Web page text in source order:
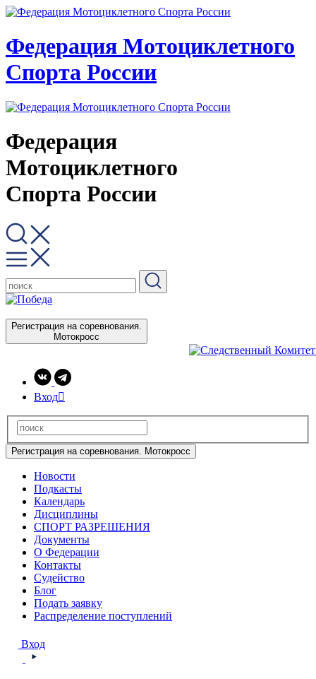
Федерация Мотоциклетного
Спорта России
Федерация
Мотоциклетного
Спорта России
Регистрация на соревнования.
Мотокросс
Вход
Регистрация на соревнования. Мотокросс
Новости
Подкасты
Календарь
Дисциплины
СПОРТ РАЗРЕШЕНИЯ
Документы
О Федерации
Контакты
Судейство
Блог
Подать заявку
Распределение поступлений
Вход